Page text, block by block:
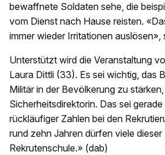
bewaffnete Soldaten sehe, die
vom Dienst nach Hause reisten.
immer wieder Irritationen auslösen»,
Unterstützt wird die Veranstaltung
Laura Dittli (33). Es sei wichtig, das
Militär in der Bevölkerung zu
Sicherheitsdirektorin. Das sei
rückläufiger Zahlen bei den
rund zehn Jahren dürfen viele dieser
Rekrutenschule.» (dab)